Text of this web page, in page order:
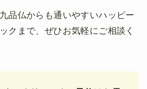
品仏からも通いやすいハッピー
クまで、ぜひお気軽にご相談く